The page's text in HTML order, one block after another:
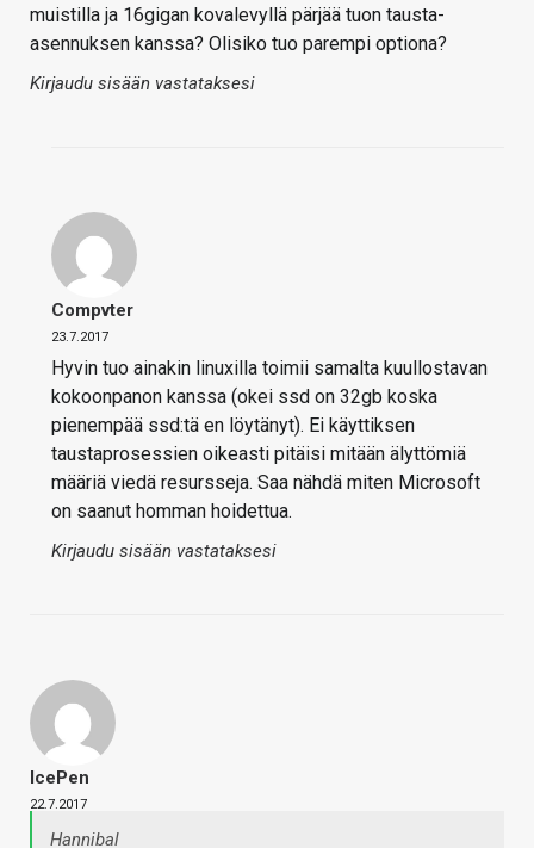
muistilla ja 16gigan kovalevyllä pärjää tuon tausta-
asennuksen kanssa? Olisiko tuo parempi optiona?
Kirjaudu sisään vastataksesi
Compvter
23.7.2017
Hyvin tuo ainakin linuxilla toimii samalta kuullostavan
kokoonpanon kanssa (okei ssd on 32gb koska
pienempää ssd:tä en löytänyt). Ei käyttiksen
taustaprosessien oikeasti pitäisi mitään älyttömiä
määriä viedä resursseja. Saa nähdä miten Microsoft
on saanut homman hoidettua.
Kirjaudu sisään vastataksesi
IcePen
22.7.2017
Hannibal